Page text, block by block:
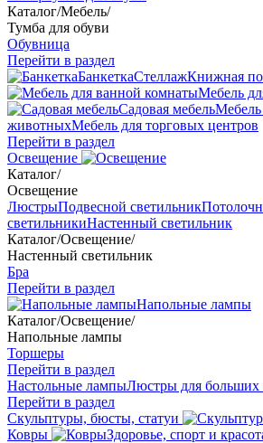
Каталог/Мебель/
Тумба для обуви
Обувница
Перейти в раздел
БанкеткаСтеллажКнижная
Мебель
Садовая мебельМебель
животныхМебель для торговых центров
Перейти в раздел
Освещение
Каталог/
Освещение
ЛюстрыПодвесной светильник
светильникиНастенный светильник
Каталог/Освещение/
Настенный светильник
Бра
Перейти в раздел
Напольные лампы
Каталог/Освещение/
Напольные лампы
Торшеры
Перейти в раздел
Настольные лампыЛюстры для
Перейти в раздел
Скульптуры, бюсты, статуи
Ковры
Здоровье, спорт и